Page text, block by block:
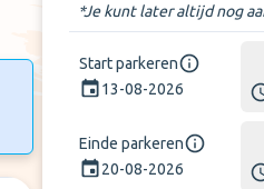
*Je kunt later altijd nog
Start parkeren
13-08-2026
Einde parkeren
20-08-2026